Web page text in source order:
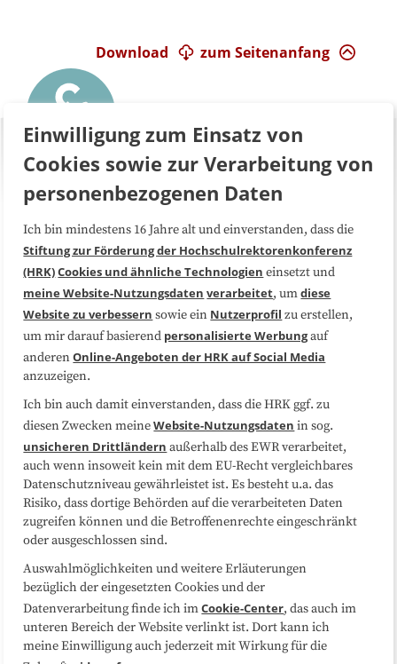
zum Seitenanfang
Download
Über uns FAQ
Medienarbeit Kooperationen
Datenschutzerklärung Impressum
Sitemap
Folgen Sie uns
Einwilligung zum Einsatz von
Cookies sowie zur Verarbeitung von
personenbezogenen Daten
Ich bin mindestens 16 Jahre alt und einverstanden, dass die
Stiftung zur Förderung der Hochschulrektorenkonferenz
(HRK)Cookies und ähnliche Technologien einsetzt und
meine Website-Nutzungsdaten verarbeitet, umdiese
Website zu verbessern sowie ein Nutzerprofil zu erstellen,
um mir darauf basierend personalisierte Werbungauf
anderenOnline-Angeboten der HRK auf Social Media
anzuzeigen.
Ich bin auch damit einverstanden, dass die HRK ggf. zu
diesen Zwecken meineWebsite-Nutzungsdaten in sog.
unsicheren Drittländern außerhalb des EWR verarbeitet,
auch wenn insoweit kein mit dem EU-Recht vergleichbares
Datenschutzniveau gewährleistet ist. Es besteht u.a. das
Risiko, dass dortige Behörden auf die verarbeiteten Daten
zugreifen können und die Betroffenenrechte eingeschränkt
oder ausgeschlossen sind.
Auswahlmöglichkeiten und weitere Erläuterungen
bezüglich der eingesetzten Cookies und der
Datenverarbeitung finde ich imCookie-Center, das auch im
unteren Bereich der Website verlinkt ist. Dort kann ich
meine Einwilligung auch jederzeit mit Wirkung für die